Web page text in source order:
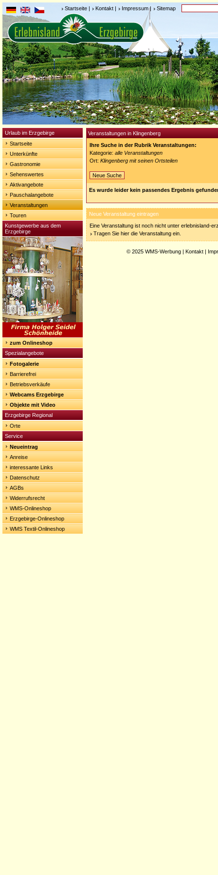
Startseite | Kontakt | Impressum| Sitemap
Urlaub im Erzgebirge
Startseite
Unterkünfte
Gastronomie
Sehenswertes
Aktivangebote
Pauschalangebote
Veranstaltungen
Touren
Kunstgewerbe aus dem
Erzgebirge
zum Onlineshop
Spezialangebote
Fotogalerie
Barrierefrei
Betriebsverkäufe
Webcams Erzgebirge
Objekte mit Video
Erzgebirge Regional
Orte
Service
Neueintrag
Anreise
interessante Links
Datenschutz
AGBs
Widerrufsrecht
WMS-Onlineshop
Erzgebirge-Onlineshop
WMS Textil-Onlineshop
Veranstaltungen in Klingenberg
Ihre Suche in der Rubrik Veranstaltungen:
Kategorie: alle Veranstaltungen
Ort: Klingenberg mit seinen Ortsteilen
Neue Suche
Es wurde leider kein passendes Ergebnis
Neue Veranstaltung eintragen
Eine Veranstaltung ist noch nicht unter erlebnisland-
Tragen Sie hier die Veranstaltung ein.
© 2025 WMS-Werbung | Kontakt |